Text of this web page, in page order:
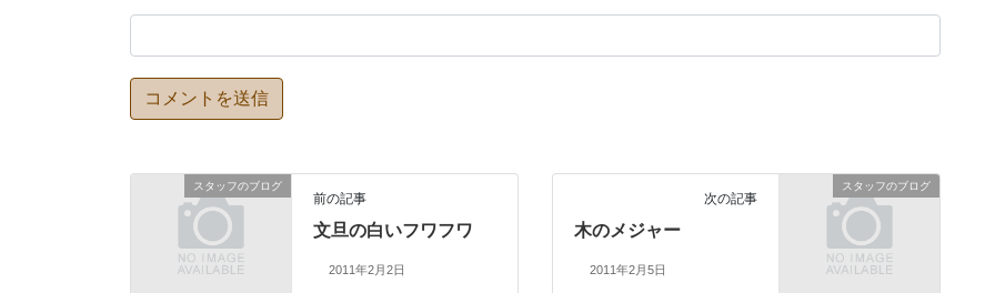
スタッフのブログ
前の記事
文旦の白いフワフワ
2011年2月2日
スタッフのブログ
次の記事
木のメジャー
2011年2月5日